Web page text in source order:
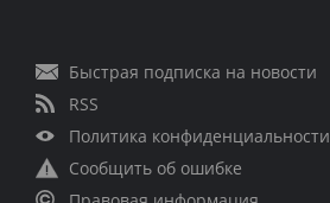
Быстрая подписка на новости
RSS
Политика конфиденциальности
Сообщить об ошибке